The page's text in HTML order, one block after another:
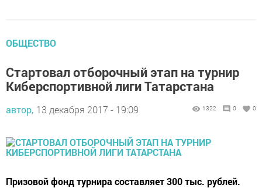
ОБЩЕСТВО
Стартовал отборочный этап на турнир
Киберспортивной лиги Татарстана
автор, 13 декабря 2017 - 19:09 1322 0 0
Призовой фонд турнира составляет 300 тыс. рублей.